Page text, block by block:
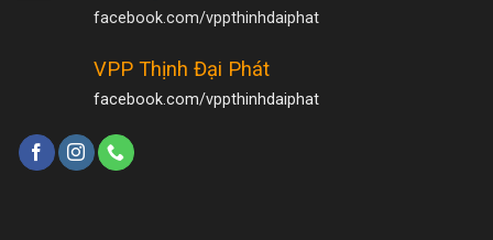
facebook.com/vppthinhdaiphat
VPP Thịnh Đại Phát
facebook.com/vppthinhdaiphat